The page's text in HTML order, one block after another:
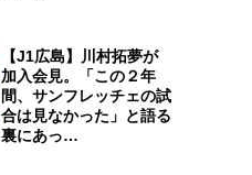
【J1広島】川村拓夢が
加入会見。「この２年
間、サンフレッチェの試
合は見なかった」と語る
裏にあっ…